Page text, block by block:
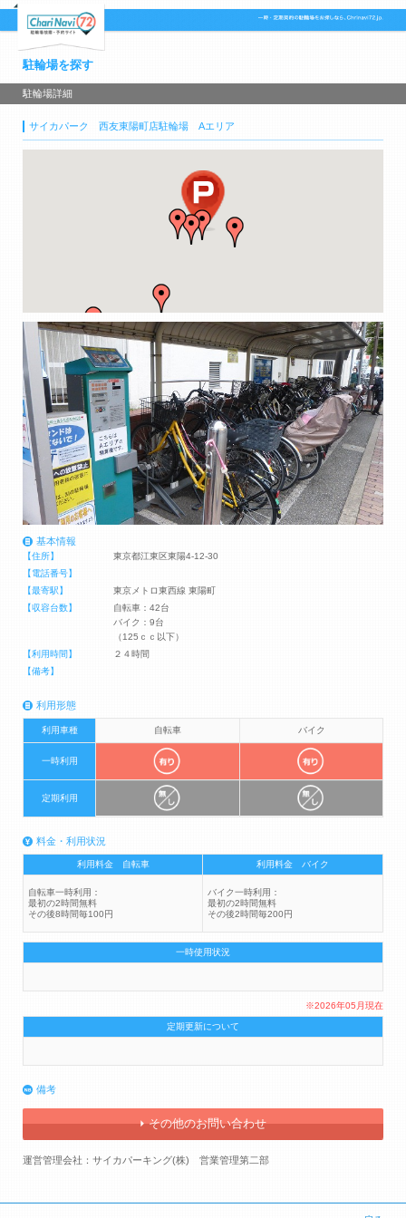
駐輪場を探す
駐輪場詳細
サイカパーク 西友東陽町店駐輪場 Aエリア
基本情報
【住所】
東京都江東区東陽4-12-30
【電話番号】
【最寄駅】
東京メトロ東西線 東陽町
【収容台数】
自転車：42台
バイク：9台
（125ｃｃ以下）
【利用時間】
２４時間
【備考】
利用形態
利用車種 自転車 バイク
一時利用
定期利用
料金・利用状況
利用料金 自転車 利用料金 バイク
自転車一時利用：
最初の2時間無料
その後8時間毎100円
バイク一時利用：
最初の2時間無料
その後2時間毎200円
一時使用状況
※2026年05月現在
定期更新について
備考
その他のお問い合わせ
運営管理会社：サイカパーキング(株) 営業管理第二部